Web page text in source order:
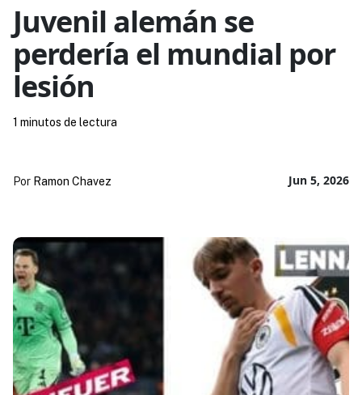
Juvenil alemán se
perdería el mundial por
lesión
Jun 5, 2026
Por Ramon Chavez
1 minutos de lectura